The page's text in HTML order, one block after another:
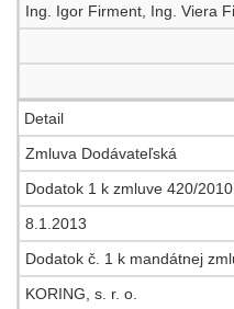
Ing. Igor Firment, Ing. Viera
Detail
Zmluva Dodávateľská
Dodatok 1 k zmluve 420/2010
8.1.2013
Dodatok č. 1 k mandátnej
KORING, s. r. o.